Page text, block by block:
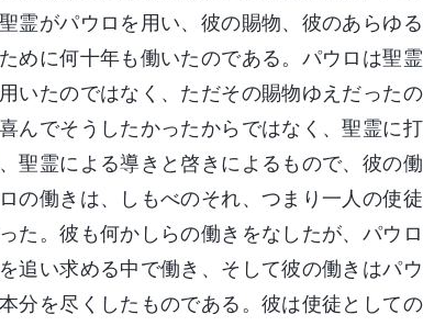
霊がパウロを用い、彼の賜物、彼のあらゆ
めに何十年も働いたのである。パウロは聖
いたのではなく、ただその賜物ゆえだった
んでそうしたかったからではなく、聖霊に
聖霊による導きと啓きによるもので、彼の
の働きは、しもべのそれ、つまり一人の使
た。彼も何かしらの働きをなしたが、パウ
追い求める中で働き、そして彼の働きはパ
分を尽くしたものである。彼は使徒として